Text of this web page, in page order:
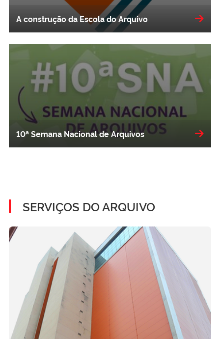
A construção da Escola do Arquivo
10ª Semana Nacional de Arquivos
SERVIÇOS DO ARQUIVO